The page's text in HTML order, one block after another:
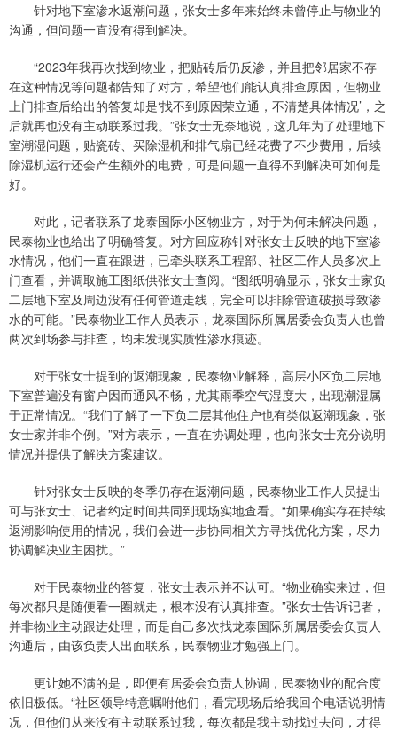
针对地下室渗水返潮问题，张女士多年来始终未曾停止与物业的
沟通，但问题一直没有得到解决。
“2023年我再次找到物业，把贴砖后仍反渗，并且把邻居家不存
在这种情况等问题都告知了对方，希望他们能认真排查原因，但物业
上门排查后给出的答复却是‘找不到原因荣立通，不清楚具体情况’，之
后就再也没有主动联系过我。”张女士无奈地说，这几年为了处理地下
室潮湿问题，贴瓷砖、买除湿机和排气扇已经花费了不少费用，后续
除湿机运行还会产生额外的电费，可是问题一直得不到解决可如何是
好。
对此，记者联系了龙泰国际小区物业方，对于为何未解决问题，
民泰物业也给出了明确答复。对方回应称针对张女士反映的地下室渗
水情况，他们一直在跟进，已牵头联系工程部、社区工作人员多次上
门查看，并调取施工图纸供张女士查阅。“图纸明确显示，张女士家负
二层地下室及周边没有任何管道走线，完全可以排除管道破损导致渗
水的可能。”民泰物业工作人员表示，龙泰国际所属居委会负责人也曾
两次到场参与排查，均未发现实质性渗水痕迹。
对于张女士提到的返潮现象，民泰物业解释，高层小区负二层地
下室普遍没有窗户因而通风不畅，尤其雨季空气湿度大，出现潮湿属
于正常情况。“我们了解了一下负二层其他住户也有类似返潮现象，张
女士家并非个例。”对方表示，一直在协调处理，也向张女士充分说明
情况并提供了解决方案建议。
针对张女士反映的冬季仍存在返潮问题，民泰物业工作人员提出
可与张女士、记者约定时间共同到现场实地查看。“如果确实存在持续
返潮影响使用的情况，我们会进一步协同相关方寻找优化方案，尽力
协调解决业主困扰。”
对于民泰物业的答复，张女士表示并不认可。“物业确实来过，但
每次都只是随便看一圈就走，根本没有认真排查。”张女士告诉记者，
并非物业主动跟进处理，而是自己多次找龙泰国际所属居委会负责人
沟通后，由该负责人出面联系，民泰物业才勉强上门。
更让她不满的是，即便有居委会负责人协调，民泰物业的配合度
依旧极低。“社区领导特意嘱咐他们，看完现场后给我回个电话说明情
况，但他们从来没有主动联系过我，每次都是我主动找过去问，才得